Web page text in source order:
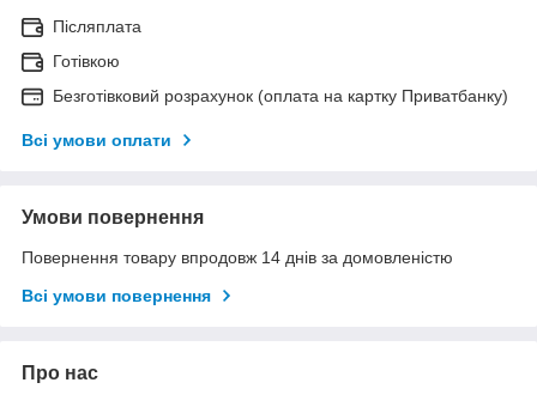
Післяплата
Готівкою
Безготівковий розрахунок (оплата на картку Приватбанку)
Всі умови оплати
Умови повернення
Повернення товару впродовж 14 днів за домовленістю
Всі умови повернення
Про нас